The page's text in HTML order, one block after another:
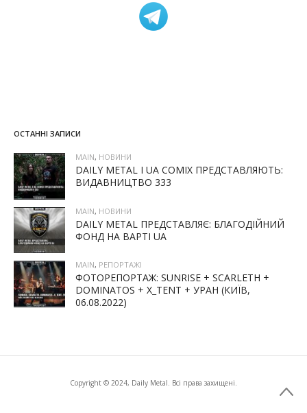
ОСТАННІ ЗАПИСИ
MAIN, НОВИНИ
DAILY METAL І UA COMIX ПРЕДСТАВЛЯЮТЬ:
ВИДАВНИЦТВО 333
MAIN, НОВИНИ
DAILY METAL ПРЕДСТАВЛЯЄ: БЛАГОДІЙНИЙ
ФОНД НА ВАРТІ UA
MAIN, РЕПОРТАЖІ
ФОТОРЕПОРТАЖ: SUNRISE + SCARLETH +
DOMINATOS + X_TENT + УРАН (КИЇВ,
06.08.2022)
Copyright © 2024, Daily Metal. Всі права захищені.